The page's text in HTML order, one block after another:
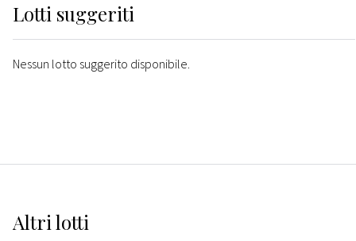
Lotti suggeriti
Nessun lotto suggerito disponibile.
Altrilotti